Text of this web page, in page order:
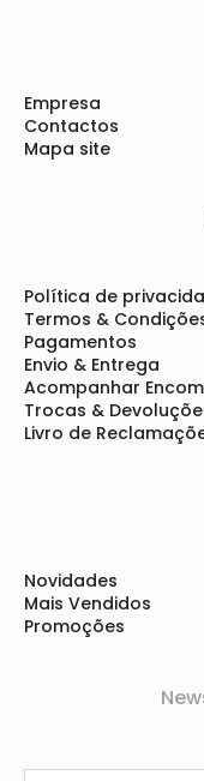
Empresa
Contactos
Mapa site
Política de
Termos &
Pagamentos
Envio & Entrega
Acompanhar
Trocas &
Livro de
Novidades
Mais Vendidos
Promoções